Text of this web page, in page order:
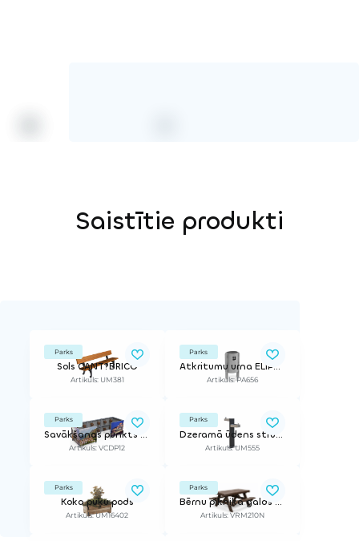
Saistītie produkti
Parks
Sols CANT?BRICO
Artikuls: UM381
Parks
Atkritumu urna ELIPSIS 50
Artikuls: PA656
Parks
Savākšanas punkts EKA
Artikuls: VCDP12
Parks
Dzeramā ūdens strūklaka TREE
Artikuls: UM555
Parks
Koka puķu pods
Artikuls: UM16402
Parks
Bērnu piknika galds ECO
Artikuls: VRM210N